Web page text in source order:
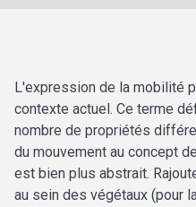
L'expression de la mobilité
contexte actuel. Ce terme
nombre de propriétés
du mouvement au concept
est bien plus abstrait.
au sein des végétaux (pour